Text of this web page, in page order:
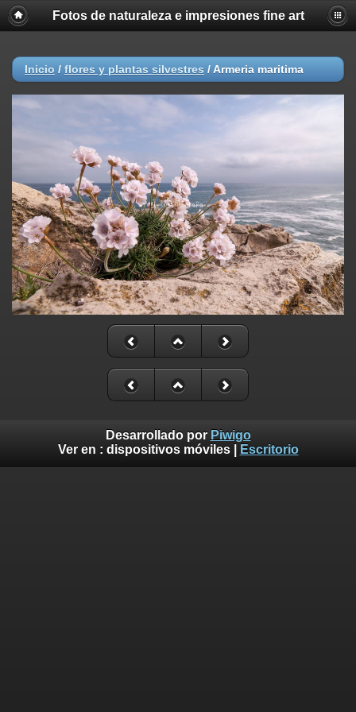
Fotos de naturaleza e impresiones fine art
Inicio / flores y plantas silvestres / Armeria maritima
Desarrollado por Piwigo
Ver en : dispositivos móviles| Escritorio